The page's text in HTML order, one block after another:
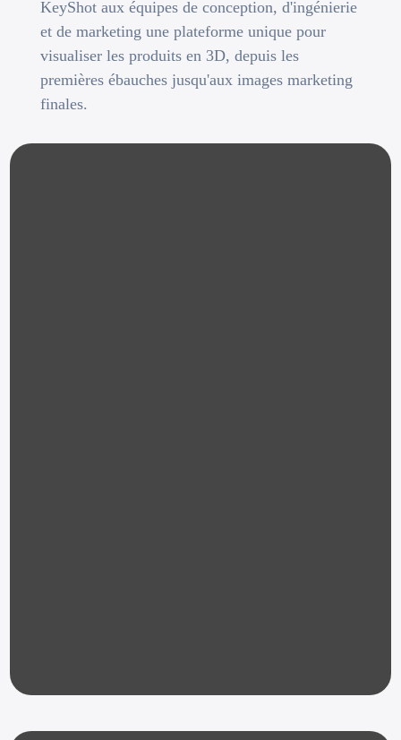
KeyShot aux équipes de conception, d'ingénierie
et de marketing une plateforme unique pour
visualiser les produits en 3D, depuis les
premières ébauches jusqu'aux images marketing
finales.